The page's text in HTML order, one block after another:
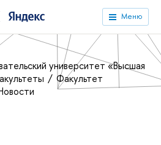
Меню
университет «Высшая
Факультет